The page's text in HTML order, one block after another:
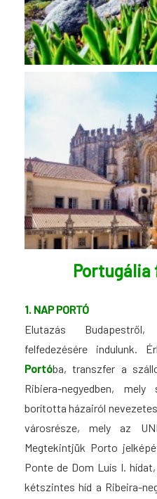
Portugália
1. NAP PORTÓ
Elutazás
felfedezésére indulunk.
Portóba, transzfer a
Ribiera-negyedben,
borította házairól
városrésze, mely az
Megtekintjük Porto
Ponte de Dom Luís I.
kétszintes híd a Ribeira-